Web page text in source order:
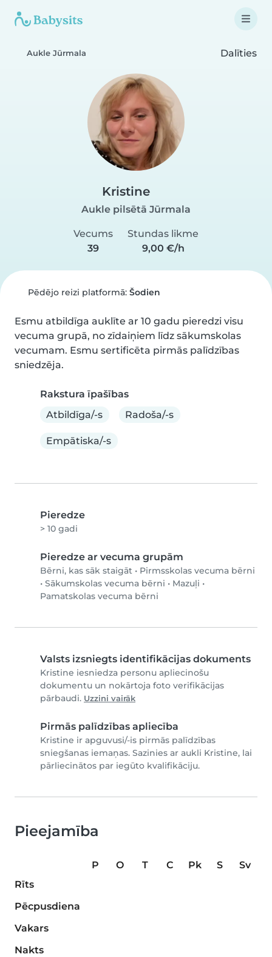
Aukle Jūrmala Dalīties
Kristine
Aukle pilsētā Jūrmala
Vecums
39
Stundas likme
9,00 €/h
Pēdējo reizi platformā: Šodien
Esmu atbildīga auklīte ar 10 gadu pieredzi visu
vecuma grupā, no zīdaiņiem līdz sākumskolas
vecumam. Esmu sertificēta pirmās palīdzības
sniedzēja.
Rakstura īpašības
Atbildīga/-s
Radoša/-s
Empātiska/-s
Pieredze
> 10 gadi
Pieredze ar vecuma grupām
Bērni, kas sāk staigāt • Pirmsskolas vecuma bērni
• Sākumskolas vecuma bērni • Mazuļi •
Pamatskolas vecuma bērni
Valsts izsniegts identifikācijas dokuments
Kristine iesniedza personu apliecinošu
dokumentu un nokārtoja foto verifikācijas
pārbaudi. Uzzini vairāk
Pirmās palīdzības apliecība
Kristine ir apguvusi/-is pirmās palīdzības
sniegšanas iemaņas. Sazinies ar aukli Kristine, lai
pārliecinātos par iegūto kvalifikāciju.
Pieejamība
P O T C Pk S
Sv
Rīts
Pēcpusdiena
Vakars
Nakts